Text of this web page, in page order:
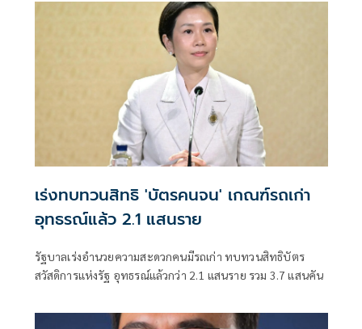
เร่งทบทวนสิทธิ 'บัตรคนจน' เกณฑ์รถเก่า
อุทธรณ์แล้ว 2.1 แสนราย
รัฐบาลเร่งอำนวยความสะดวกคนมีรถเก่า ทบทวนสิทธิบัตร
สวัสดิการแห่งรัฐ อุทธรณ์แล้วกว่า 2.1 แสนราย รวม 3.7 แสนคัน